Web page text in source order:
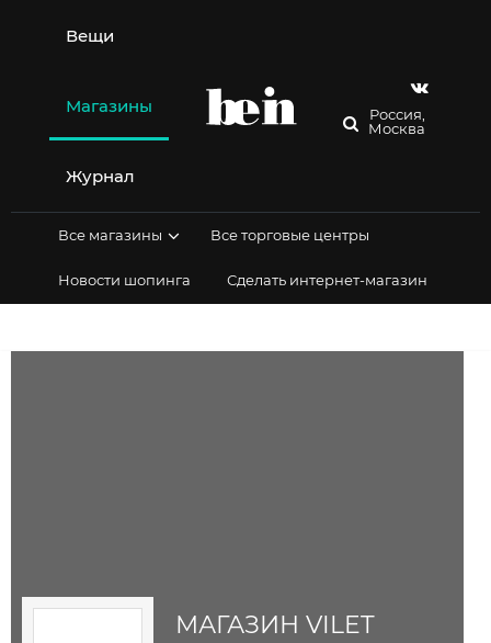
содержимому
Вещи
Магазины
Журнал
Россия,
Москва
Все магазины Все торговые центры
Новости шопинга Сделать интернет-магазин
МАГАЗИН VILET